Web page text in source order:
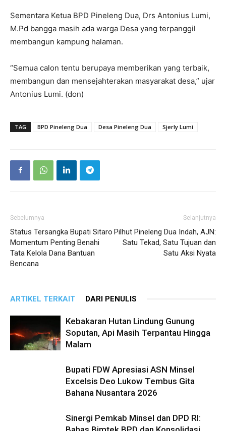
Sementara Ketua BPD Pineleng Dua, Drs Antonius Lumi,
M.Pd bangga masih ada warga Desa yang terpanggil
membangun kampung halaman.
“Semua calon tentu berupaya memberikan yang terbaik,
membangun dan mensejahterakan masyarakat desa,” ujar
Antonius Lumi. (don)
TAG BPD Pineleng Dua Desa Pineleng Dua Sjerly Lumi
Sebelumnya
Status Tersangka Bupati Sitaro
Momentum Penting Benahi
Tata Kelola Dana Bantuan
Bencana
Selanjutnya
Pilhut Pineleng Dua Indah, AJN:
Satu Tekad, Satu Tujuan dan
Satu Aksi Nyata
ARTIKEL TERKAIT DARI PENULIS
Kebakaran Hutan Lindung Gunung
Soputan, Api Masih Terpantau Hingga
Malam
Bupati FDW Apresiasi ASN Minsel
Excelsis Deo Lukow Tembus Gita
Bahana Nusantara 2026
Sinergi Pemkab Minsel dan DPD RI: